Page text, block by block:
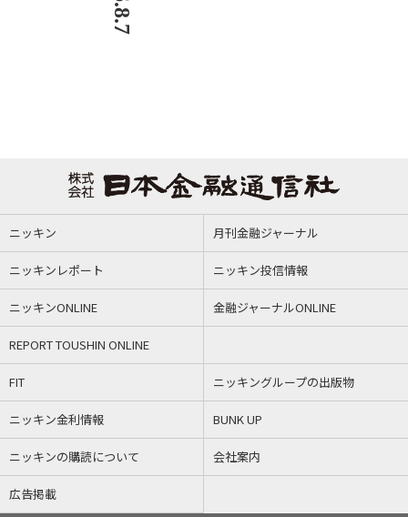
ニッキン 月刊金融ジャーナル
ニッキンレポート ニッキン投信情報
ニッキンONLINE 金融ジャーナルONLINE
REPORT TOUSHIN ONLINE
FIT ニッキングループの出版物
ニッキン金利情報 BUNK UP
ニッキンの購読について 会社案内
広告掲載